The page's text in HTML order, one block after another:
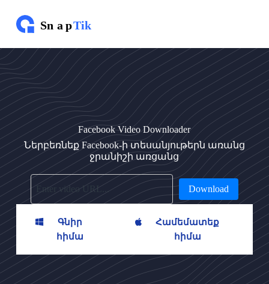
ն
ն
լ
ո
վ
ա
ն
դ
ա
կ
ո
ւ
թ
յ
ա
ն
ը
Facebook Video Downloader
Ներբեռնեք Facebook-ի տեսանյութերն առանց
ջրանիշի առցանց
Download
Գնիր
հիմա
Համեմատեք
հիմա